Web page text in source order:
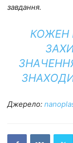
завдання.
КОЖЕН
Джерело: